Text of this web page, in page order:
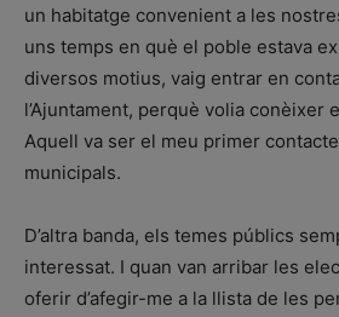
un habitatge convenient a les
uns temps en què el poble estava
diversos motius, vaig entrar en
l’Ajuntament, perquè volia conèixer
Aquell va ser el meu primer
municipals.
D’altra banda, els temes públics
interessat. I quan van arribar les
oferir d’afegir-me a la llista de les